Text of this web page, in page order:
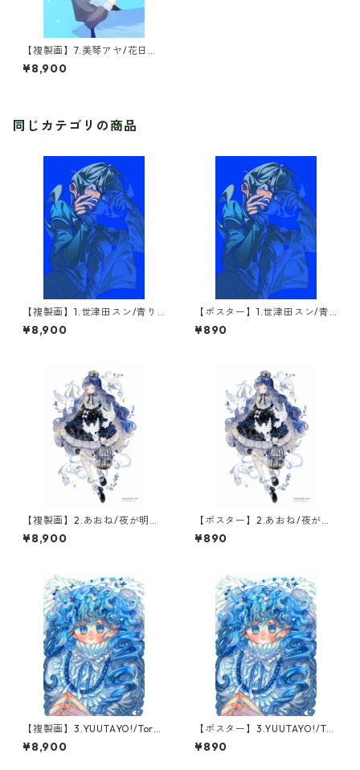
【複製画】7.美琴アヤ/花日和
(1点限定)
¥8,900
同じカテゴリの商品
【複製画】1.世津田スン/青り(1
点限定)
¥8,900
【ポスター】1.世津田スン/青
り
¥890
【複製画】2.あおね/夜が明け
るまで(1点限定)
¥8,900
【ポスター】2.あおね/夜が明
けるまで
¥890
【複製画】3.YUUTAYO!/Torn
ado Blue(1点限定)
¥8,900
【ポスター】3.YUUTAYO!/Tor
nado Blue
¥890